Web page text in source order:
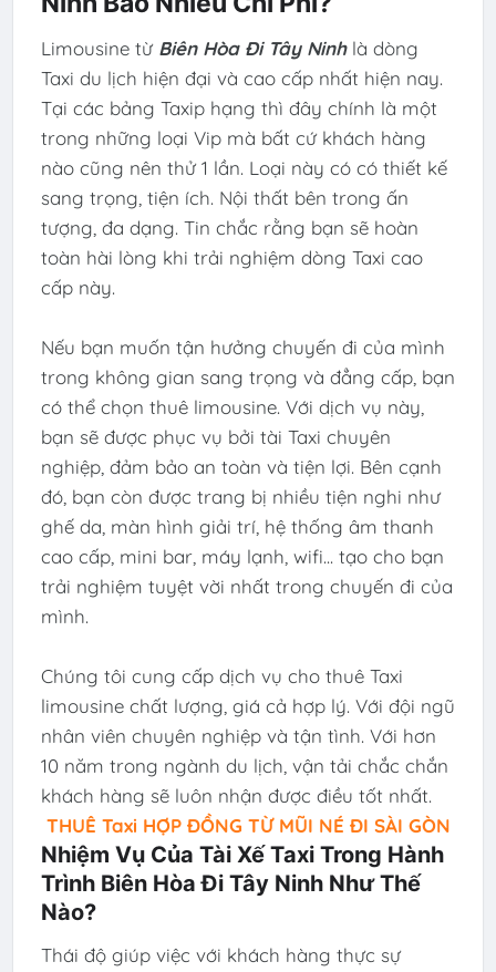
Limousine từ Biên Hòa Đi Tây Ninhlà dòng
Taxi du lịch hiện đại và cao cấp nhất hiện nay.
Tại các bảng Taxip hạng thì đây chính là một
trong những loại Vip mà bất cứ khách hàng
nào cũng nên thử 1 lần. Loại này có có thiết kế
sang trọng, tiện ích. Nội thất bên trong ấn
tượng, đa dạng. Tin chắc rằng bạn sẽ hoàn
toàn hài lòng khi trải nghiệm dòng Taxi cao
cấp này.
Nếu bạn muốn tận hưởng chuyến đi của mình
trong không gian sang trọng và đẳng cấp, bạn
có thể chọn thuê limousine. Với dịch vụ này,
bạn sẽ được phục vụ bởi tài Taxi chuyên
nghiệp, đảm bảo an toàn và tiện lợi. Bên cạnh
đó, bạn còn được trang bị nhiều tiện nghi như
ghế da, màn hình giải trí, hệ thống âm thanh
cao cấp, mini bar, máy lạnh, wifi... tạo cho bạn
trải nghiệm tuyệt vời nhất trong chuyến đi của
mình.
Chúng tôi cung cấp dịch vụ cho thuê Taxi
limousine chất lượng, giá cả hợp lý. Với đội ngũ
nhân viên chuyên nghiệp và tận tình. Với hơn
10 năm trong ngành du lịch, vận tải chắc chắn
khách hàng sẽ luôn nhận được điều tốt nhất.
THUÊ Taxi HỢP ĐỒNG TỪ MŨI NÉ ĐI SÀI GÒN
Nhiệm Vụ Của Tài Xế Taxi Trong Hành
Trình Biên Hòa Đi Tây Ninh Như Thế
Nào?
Thái độ giúp việc với khách hàng thực sự